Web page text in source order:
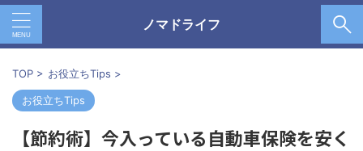
ノマドライフ
TOP > お役立ちTips >
お役立ちTips
【節約術】今入っている自動車保険を安く